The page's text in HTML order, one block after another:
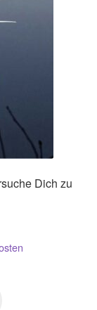
Dich zu